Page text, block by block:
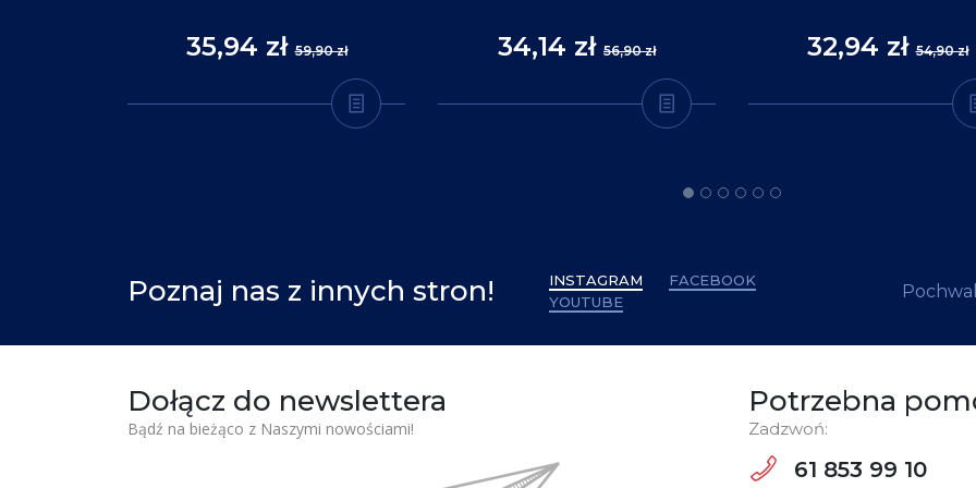
35,94 zł59,90 zł 34,14 zł 56,90 zł 32,94 zł54,90 zł
Poznaj nas z innych stron! INSTAGRAM
FACEBOOK
YOUTUBE
Dołącz do newslettera
Bądź na bieżąco z Naszymi nowościami!
Potrzebna
Zadzwoń:
61 853 99 10